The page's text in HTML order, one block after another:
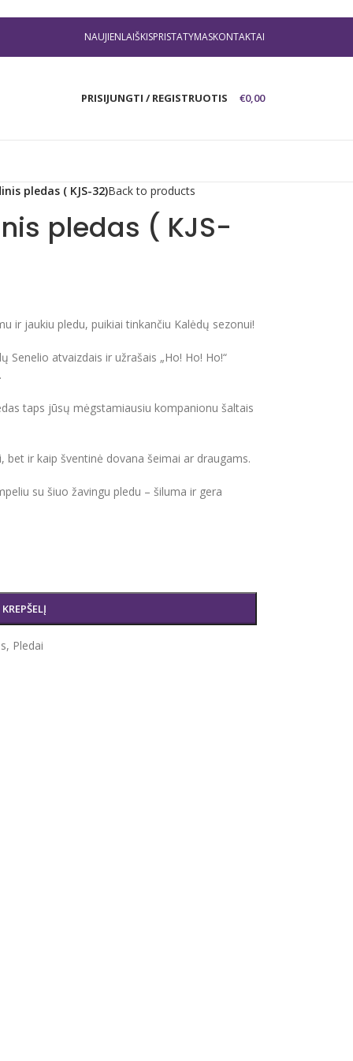
NAUJIENLAIŠKISPRISTATYMASKONTAKTAI
PRISIJUNGTI / REGISTRUOTIS €0,00
pledas ( KJS-32)Back to products
pledas ( KJS-
ir jaukiu pledu, puikiai tinkančiu Kalėdų sezonui!
Senelio atvaizdais ir užrašais „Ho! Ho! Ho!“
taps jūsų mėgstamiausiu kompanionu šaltais
bet ir kaip šventinė dovana šeimai ar draugams.
su šiuo žavingu pledu – šiluma ir gera
, Pledai